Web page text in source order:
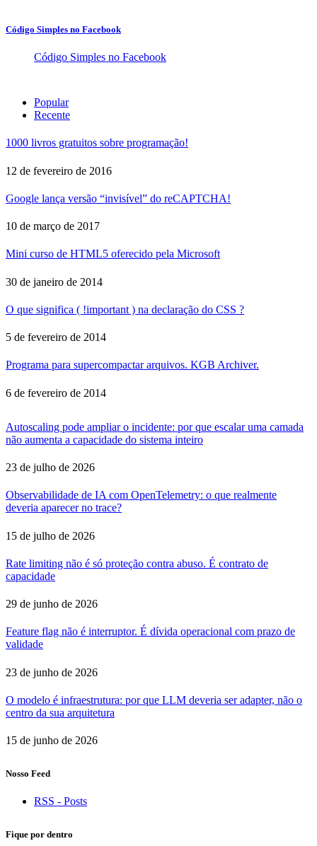
Código Simples no Facebook
Código Simples no Facebook
Popular
Recente
1000 livros gratuitos sobre programação!
12 de fevereiro de 2016
Google lança versão “invisível” do reCAPTCHA!
10 de março de 2017
Mini curso de HTML5 oferecido pela Microsoft
30 de janeiro de 2014
O que significa ( !important ) na declaração do CSS ?
5 de fevereiro de 2014
Programa para supercompactar arquivos. KGB Archiver.
6 de fevereiro de 2014
Autoscaling pode ampliar o incidente: por que escalar uma camada
não aumenta a capacidade do sistema inteiro
23 de julho de 2026
Observabilidade de IA com OpenTelemetry: o que realmente
deveria aparecer no trace?
15 de julho de 2026
Rate limiting não é só proteção contra abuso. É contrato de
capacidade
29 de junho de 2026
Feature flag não é interruptor. É dívida operacional com prazo de
validade
23 de junho de 2026
O modelo é infraestrutura: por que LLM deveria ser adapter, não o
centro da sua arquitetura
15 de junho de 2026
Nosso Feed
RSS - Posts
Fique por dentro